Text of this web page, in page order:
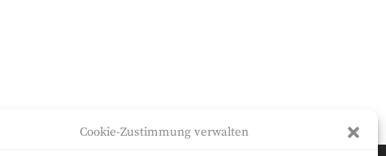
Cookie-Zustimmung verwalten